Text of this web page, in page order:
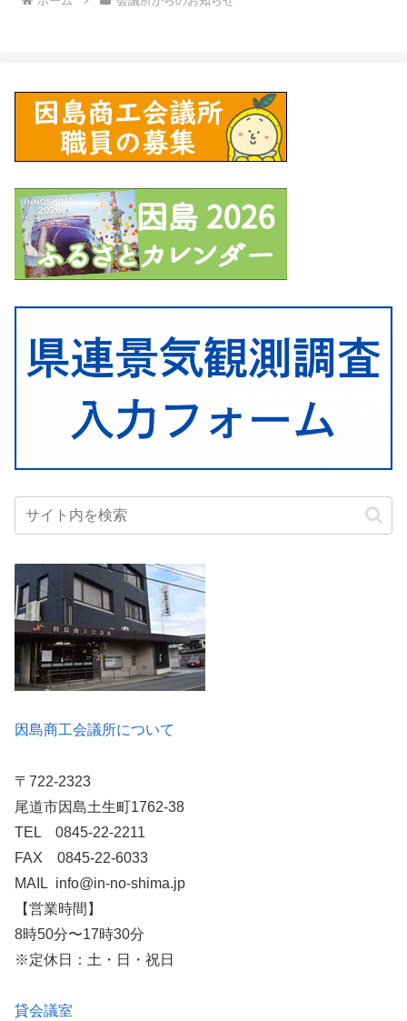
因島商工会議所について
〒722-2323
尾道市因島土生町1762-38
TEL 0845-22-2211
FAX 0845-22-6033
MAIL info@in-no-shima.jp
【営業時間】
8時50分〜17時30分
※定休日：土・日・祝日
貸会議室